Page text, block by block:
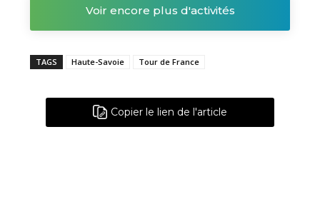
Voir encore plus d'activités
TAGS Haute-Savoie Tour de France
Copier le lien de l'article